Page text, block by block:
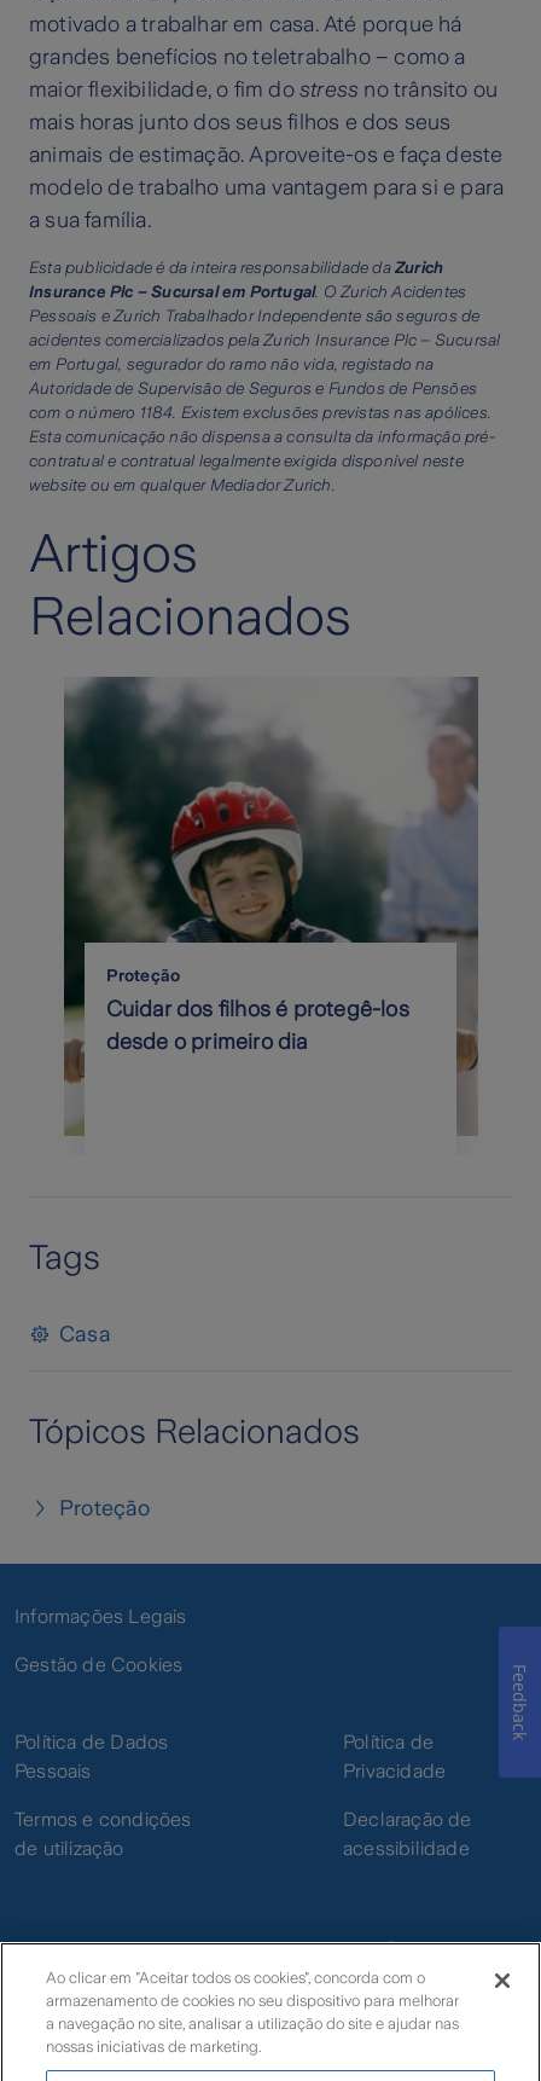
motivado a trabalhar em casa. Até porque há
grandes benefícios no teletrabalho – como a
maior flexibilidade, o fim do stress no trânsito ou
mais horas junto dos seus filhos e dos seus
animais de estimação. Aproveite-os e faça deste
modelo de trabalho uma vantagem para si e para
a sua família.
Esta publicidade é da inteira responsabilidade da Zurich
Insurance Plc – Sucursal em Portugal. O Zurich Acidentes
Pessoais e Zurich Trabalhador Independente são seguros de
acidentes comercializados pela Zurich Insurance Plc – Sucursal
em Portugal, segurador do ramo não vida, registado na
Autoridade de Supervisão de Seguros e Fundos de Pensões
com o número 1184. Existem exclusões previstas nas apólices.
Esta comunicação não dispensa a consulta da informação pré-
contratual e contratual legalmente exigida disponível neste
website ou em qualquer Mediador Zurich.
Artigos
Relacionados
Proteção
Cuidar dos filhos é protegê-los
desde o primeiro dia
Tags
Casa
Tópicos Relacionados
Proteção
Informações Legais
Gestão de Cookies
Política de Dados
Pessoais
Termos e condições
de utilização
Política de
Privacidade
Declaração de
acessibilidade
© Zurich
Feedback
Ao clicar em "Aceitar todos os cookies", concorda com o
armazenamento de cookies no seu dispositivo para melhorar
a navegação no site, analisar a utilização do site e ajudar nas
nossas iniciativas de marketing.